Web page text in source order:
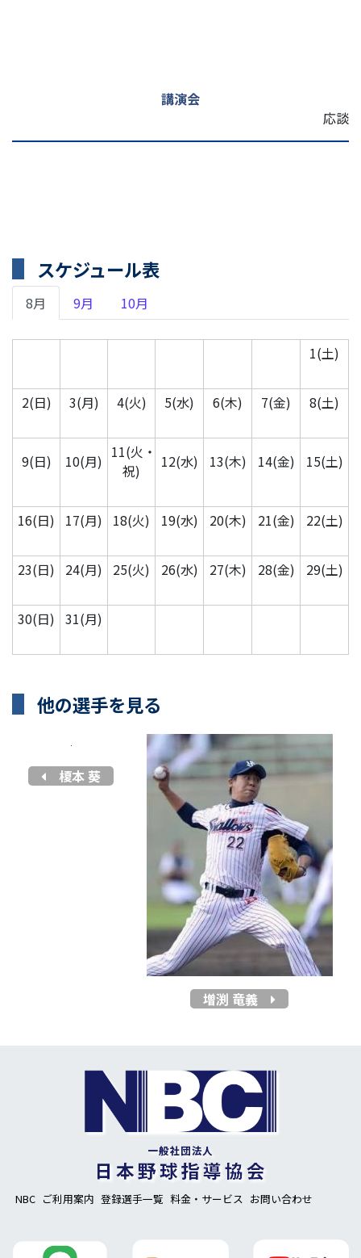
講演会
応談
スケジュール表
8月 9月 10月
1(土)
2(日) 3(月) 4(火) 5(水) 6(木) 7(金) 8(土)
9(日) 10(月) 11(火・
祝)
12(水) 13(木) 14(金) 15(土)
16(日) 17(月) 18(火) 19(水) 20(木) 21(金) 22(土)
23(日) 24(月) 25(火) 26(水) 27(木) 28(金) 29(土)
30(日) 31(月)
他の選手を見る
榎本 葵
増渕 竜義
NBC ご利用案内 登録選手一覧 料金・サービス お問い合わせ